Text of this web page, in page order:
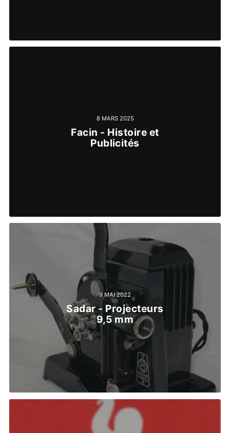
8 MARS 2025
Facin - Histoire et
Publicités
9 MAI 2022
Sadar - Projecteurs
9,5 mm